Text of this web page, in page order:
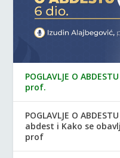
POGLAVLJE O
prof.
POGLAVLJE O
abdest i Kako se
prof